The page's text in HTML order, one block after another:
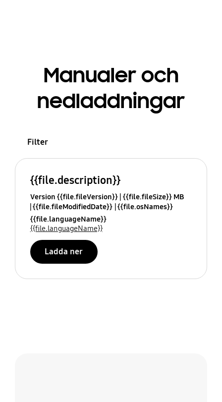
Manualer och
nedladdningar
Filter
{{file.description}}
Version {{file.fileVersion}} {{file.fileSize}} MB
{{file.fileModifiedDate}} {{file.osNames}}
{{file.languageName}}
{{file.languageName}}
Ladda ner